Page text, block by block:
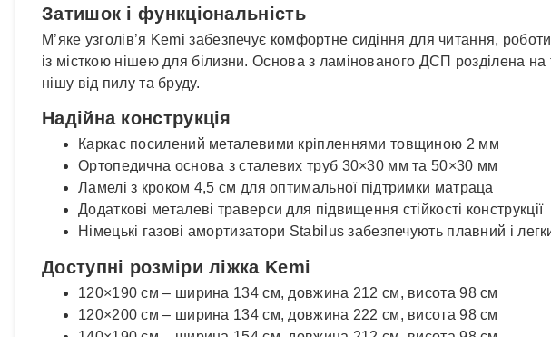
Затишок і функціональність
М’яке узголів’я Kemi забезпечує комфортне сидіння для читання,
із місткою нішею для білизни. Основа з ламінованого ДСП розділена
нішу від пилу та бруду.
Надійна конструкція
Каркас посилений металевими кріпленнями товщиною 2 мм
Ортопедична основа з сталевих труб 30×30 мм та 50×30 мм
Ламелі з кроком 4,5 см для оптимальної підтримки матраца
Додаткові металеві траверси для підвищення стійкості конструкції
Німецькі газові амортизатори Stabilus забезпечують плавний і
Доступні розміри ліжка Kemi
120×190 см – ширина 134 см, довжина 212 см, висота 98 см
120×200 см – ширина 134 см, довжина 222 см, висота 98 см